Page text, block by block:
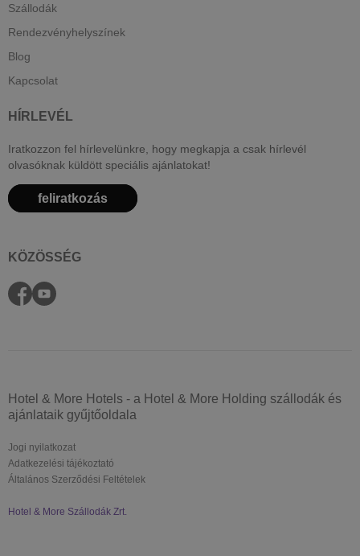
Szállodák
Rendezvényhelyszínek
Blog
Kapcsolat
HÍRLEVÉL
Iratkozzon fel hírlevelünkre, hogy megkapja a csak hírlevél
olvasóknak küldött speciális ajánlatokat!
feliratkozás
KÖZÖSSÉG
Hotel & More Hotels - a Hotel & More Holding szállodák és
ajánlataik gyűjtőoldala
Jogi nyilatkozat
Adatkezelési tájékoztató
Általános Szerződési Feltételek
Hotel & More Szállodák Zrt.